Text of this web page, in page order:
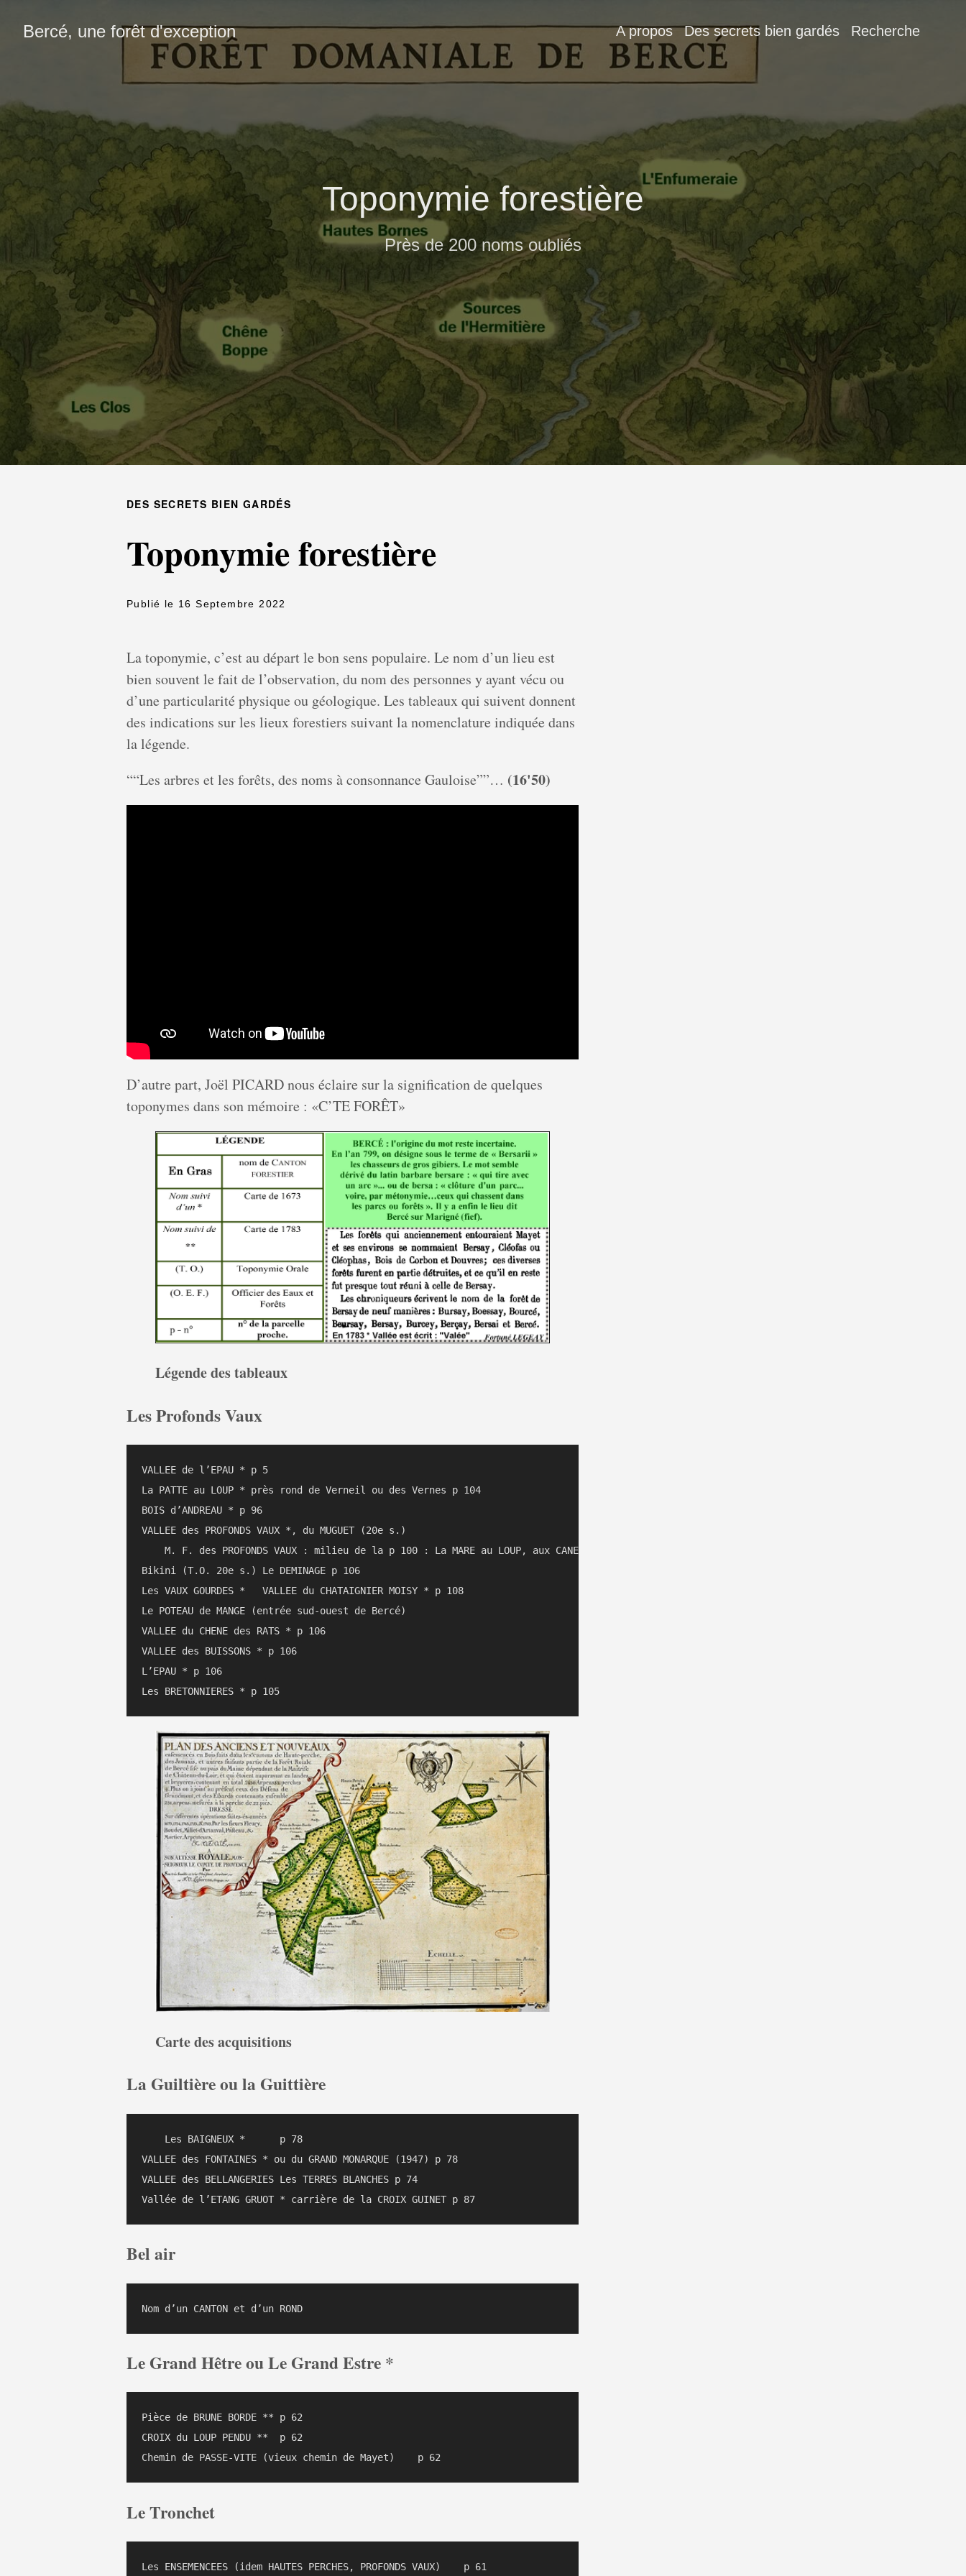
Bercé, une forêt d'exception A propos Des secrets bien gardés Recherche
Toponymie forestière
Près de 200 noms oubliés
DES SECRETS BIEN GARDÉS
Toponymie forestière
Publié le 16 Septembre 2022
La toponymie, c’est au départ le bon sens populaire. Le nom d’un lieu est
bien souvent le fait de l’observation, du nom des personnes y ayant vécu ou
d’une particularité physique ou géologique. Les tableaux qui suivent donnent
des indications sur les lieux forestiers suivant la nomenclature indiquée dans
la légende.
““Les arbres et les forêts, des noms à consonnance Gauloise””… (16'50)
D’autre part, Joël PICARD nous éclaire sur la signification de quelques
toponymes dans son mémoire : «C’TE FORÊT»
Légende des tableaux
Les Profonds Vaux
VALLEE de l’EPAU * p 5
La PATTE au LOUP * près rond de Verneil ou des Vernes p 104
BOIS d’ANDREAU * p 96
VALLEE des PROFONDS VAUX *, du MUGUET (20e s.)
    M. F. des PROFONDS VAUX : milieu de la p 100 : La MARE au LOUP, aux CANES
Bikini (T.O. 20e s.) Le DEMINAGE p 106
Les VAUX GOURDES *   VALLEE du CHATAIGNIER MOISY * p 108
Le POTEAU de MANGE (entrée sud-ouest de Bercé)
VALLEE du CHENE des RATS * p 106
VALLEE des BUISSONS * p 106
L’EPAU * p 106
Carte des acquisitions
La Guiltière ou la Guittière
    Les BAIGNEUX *	p 78
VALLEE des FONTAINES * ou du GRAND MONARQUE (1947) p 78
VALLEE des BELLANGERIES Les TERRES BLANCHES p 74
Bel air
Le Grand Hêtre ou Le Grand Estre *
Pièce de BRUNE BORDE ** p 62
CROIX du LOUP PENDU **	p 62
Le Tronchet